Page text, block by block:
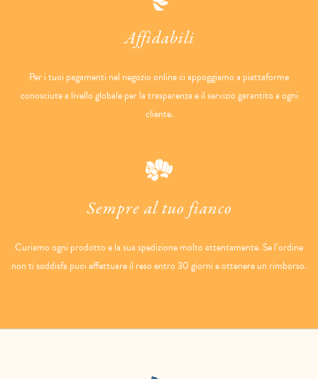
Affidabili
Per i tuoi pagamenti nel negozio online ci appoggiamo a piattaforme
conosciute a livello globale per la trasparenza e il servizio garantito a ogni
cliente.
Sempre al tuo fianco
Curiamo ogni prodotto e la sua spedizione molto attentamente. Se l’ordine
non ti soddisfa puoi effettuare il reso entro 30 giorni e ottenere un rimborso.